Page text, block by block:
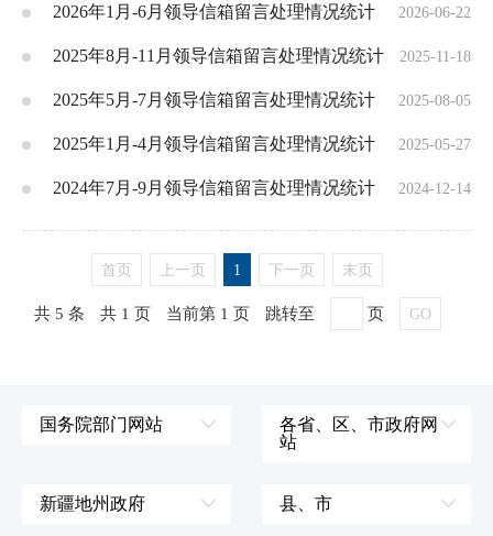
2026-06-22
2026年1月-6月领导信箱留言处理情况统计
2025-11-18
2025年8月-11月领导信箱留言处理情况统计
2025-08-05
2025年5月-7月领导信箱留言处理情况统计
2025-05-27
2025年1月-4月领导信箱留言处理情况统计
2024-12-14
2024年7月-9月领导信箱留言处理情况统计
首页 上一页 1 下一页 末页
共 5 条 共 1 页 当前第 1 页 跳转至 页 GO
国务院部门网站
国防部
各省、区、市政府网
站
新疆地州政府 县、市